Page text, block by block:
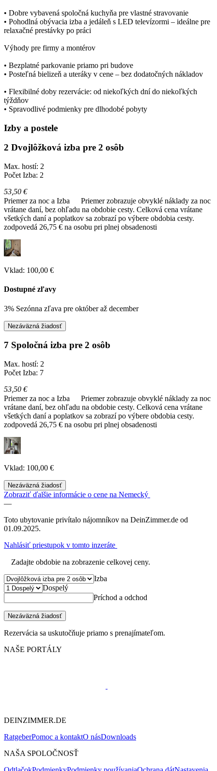
• Dobre vybavená spoločná kuchyňa pre vlastné stravovanie
• Pohodlná obývacia izba a jedáleň s LED televízormi – ideálne pre
relaxačné prestávky po práci
Výhody pre firmy a montérov
• Bezplatné parkovanie priamo pri budove
• Posteľná bielizeň a uteráky v cene – bez dodatočných nákladov
• Flexibilné doby rezervácie: od niekoľkých dní do niekoľkých
týždňov
• Spravodlivé podmienky pre dlhodobé pobyty
Izby a postele
2 Dvojlôžková izba pre 2 osôb
Max. hostí: 2
Počet Izba: 2
53,50 €
Priemer za noc a Izba
Priemer zobrazuje obvyklé náklady za noc
vrátane daní, bez ohľadu na obdobie cesty. Celková cena vrátane
všetkých daní a poplatkov sa zobrazí po výbere obdobia cesty.
zodpovedá 26,75 € na osobu pri plnej obsadenosti
Vklad: 100,00 €
Dostupné zľavy
3% Sezónna zľava pre október až december
Nezáväzná žiadosť
7 Spoločná izba pre 2 osôb
Max. hostí: 2
Počet Izba: 7
53,50 €
Priemer za noc a Izba
Priemer zobrazuje obvyklé náklady za noc
vrátane daní, bez ohľadu na obdobie cesty. Celková cena vrátane
všetkých daní a poplatkov sa zobrazí po výbere obdobia cesty.
zodpovedá 26,75 € na osobu pri plnej obsadenosti
Vklad: 100,00 €
Nezáväzná žiadosť
Zobraziť ďalšie informácie o cene na Nemecký
—
Toto ubytovanie privítalo nájomníkov na DeinZimmer.de od
01.09.2025.
Nahlásiť priestupok v tomto inzeráte
Zadajte obdobie na zobrazenie celkovej ceny.
Izba
Dospelý
Príchod a odchod
Nezáväzná žiadosť
Rezervácia sa uskutočňuje priamo s prenajímateľom.
NAŠE PORTÁLY
DEINZIMMER.DE
RatgeberPomoc a kontaktO násDownloads
NAŠA SPOLOČNOSŤ